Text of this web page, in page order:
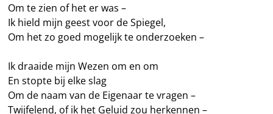
Om te zien of het er was –
Ik hield mijn geest voor de Spiegel,
Om het zo goed mogelijk te onderzoeken –
Ik draaide mijn Wezen om en om
En stopte bij elke slag
Om de naam van de Eigenaar te vragen –
Twijfelend, of ik het Geluid zou herkennen –